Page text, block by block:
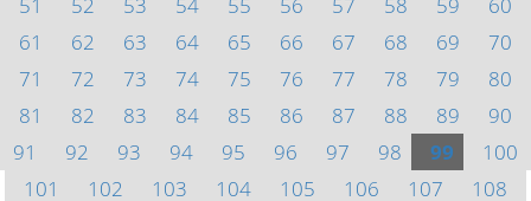
61
62 63 64 65 66 67 68 69
70
71
72 73 74 75 76 77 78 79
80
81
82 83 84 85 86 87 88 89
90
91
92 93 94 95 96 97 98 99
100
101
102 103 104 105 106 107
108